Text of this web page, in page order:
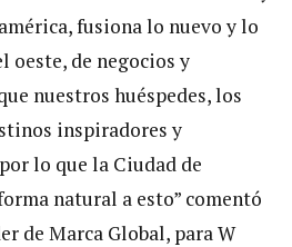
fusiona lo nuevo y lo
oeste, de negocios y
nuestros huéspedes, los
inspiradores y
lo que la Ciudad de
natural a esto” comentó
de Marca Global, para W